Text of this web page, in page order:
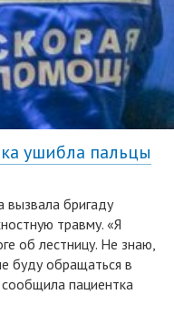
ушибла пальцы
вызвала бригаду
травму. «Я
об лестницу. Не знаю,
буду обращаться в
пациентка